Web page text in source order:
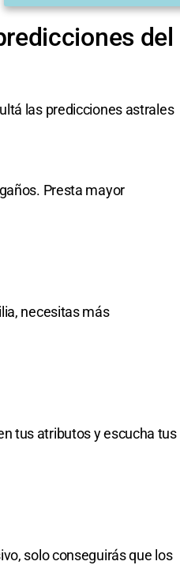
del
las predicciones astrales
Presta mayor
necesitas más
tus atributos y escucha tus
solo conseguirás que los